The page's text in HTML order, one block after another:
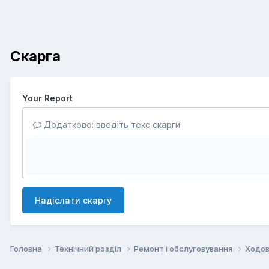
Скарга
Your Report
Додатково: введіть текс скарги
Надіслати скаргу
Головна Технічний розділ Ремонт і обслуговування